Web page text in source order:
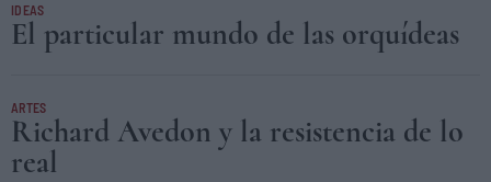
IDEAS
El particular mundo de las orquídeas
ARTES
Richard Avedon y la resistencia de lo
real